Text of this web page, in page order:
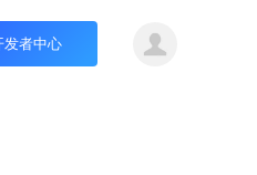
发者中心